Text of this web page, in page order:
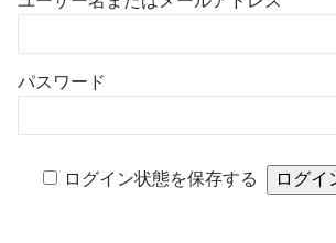
パスワード
ログイン状態を保存する